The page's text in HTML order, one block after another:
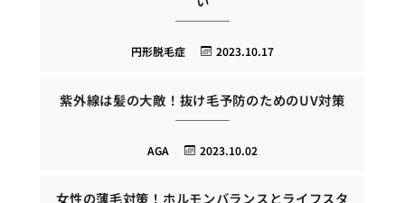
2023.10.17
円形脱毛症
紫外線は髪の大敵！抜け毛予防のためのUV対策
2023.10.02
AGA
女性の薄毛対策！ホルモンバランスとライフスタ